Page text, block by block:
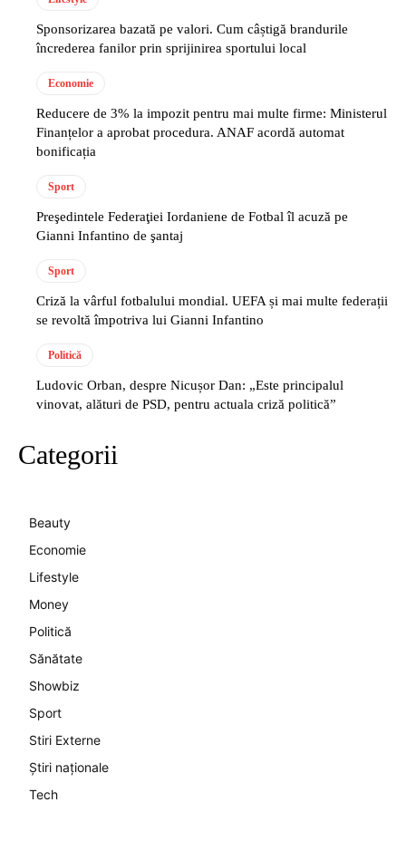
Sponsorizarea bazată pe valori. Cum câștigă brandurile
încrederea fanilor prin sprijinirea sportului local
Economie
Reducere de 3% la impozit pentru mai multe firme: Ministerul
Finanțelor a aprobat procedura. ANAF acordă automat
bonificația
Sport
Preşedintele Federaţiei Iordaniene de Fotbal îl acuză pe
Gianni Infantino de şantaj
Sport
Criză la vârful fotbalului mondial. UEFA și mai multe federații
se revoltă împotriva lui Gianni Infantino
Politică
Ludovic Orban, despre Nicușor Dan: „Este principalul
vinovat, alături de PSD, pentru actuala criză politică”
Categorii
Beauty
Economie
Lifestyle
Money
Politică
Sănătate
Showbiz
Sport
Stiri Externe
Știri naționale
Tech